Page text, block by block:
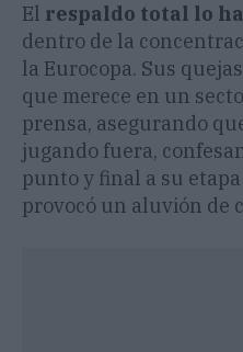
El respaldo total lo
dentro de la
la Eurocopa. Sus
que merece en un
prensa, asegurando
jugando fuera,
punto y final a su
provocó un aluvión de